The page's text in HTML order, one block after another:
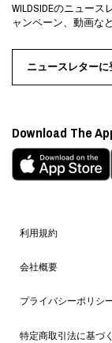
利用規約
会社概要
プライバシーポリシ
特定商取引法に基づ
WILDSIDEのニュー
ャンペーン、動画な
ニュースレターに
Download The